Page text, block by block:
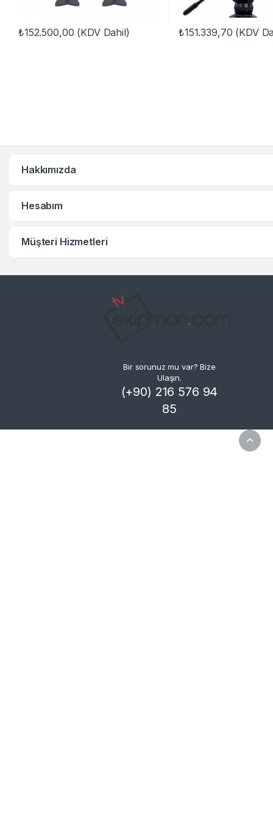
₺152.500,00 (KDV Dahil) ₺151.339,70 (KDV
Hakkımızda
Hesabım
Müşteri Hizmetleri
Bir sorunuz mu var? Bize
Ulaşın.
(+90) 216 576 94
85